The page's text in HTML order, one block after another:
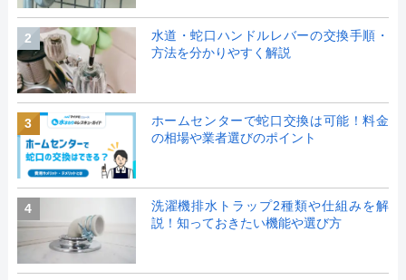
2
水道・蛇口ハンドルレバーの交換手順・
方法を分かりやすく解説
3
ホームセンターで蛇口交換は可能！料金
の相場や業者選びのポイント
4
洗濯機排水トラップ2種類や仕組みを解
説！知っておきたい機能や選び方